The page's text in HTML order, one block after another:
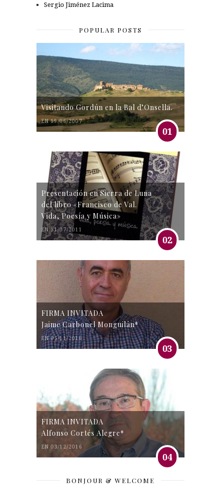
Sergio Jiménez Lacima
POPULAR POSTS
Visitando Gordún en la Bal d’Onsella.
EN 19/06/2007
01
Presentación en Sierra de Luna
del libro «Francisco de Val.
Vida, Poesía y Música»
EN 31/07/2011
02
FIRMA INVITADA
Jaime Carbonel Monguilán*
EN 05/11/2016
03
FIRMA INVITADA
Alfonso Cortés Alegre*
EN 03/12/2016
04
BONJOUR & WELCOME